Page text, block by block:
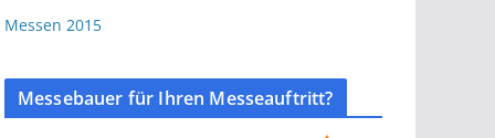
Messen 2015
Messebauer für Ihren Messeauftritt?